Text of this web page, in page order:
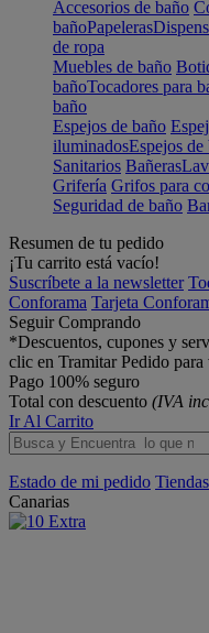
Accesorios de baño
bañoPapeleras
de ropa
Muebles de baño
bañoTocadores para
baño
Espejos de baño
iluminadosEspejos de
Sanitarios Bañeras
Grifería Grifos para
Seguridad de baño
Resumen de tu pedido
¡Tu carrito está vacío!
Suscríbete a la newsletter
Conforama Tarjeta
Seguir Comprando
*Descuentos, cupones y
clic en Tramitar Pedido para
Pago 100% seguro
Total con descuento (IVA
Ir Al Carrito
Estado de mi pedido Tiendas
Canarias